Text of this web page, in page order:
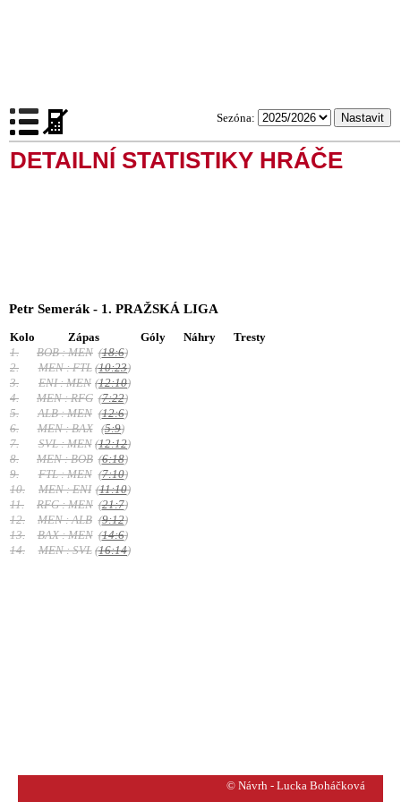
Sezóna:
DETAILNÍ STATISTIKY HRÁČE
Petr Semerák - 1. PRAŽSKÁ LIGA
Kolo Zápas Góly Náhry
Tresty
1.
BOB : MEN (18:6)
2.
MEN : FTL (10:23)
3.
ENI : MEN (12:10)
4.
MEN : RFG (7:22)
5.
ALB : MEN (12:6)
6.
MEN : BAX (5:9)
7.
SVL : MEN (12:12)
8.
MEN : BOB (6:18)
9.
FTL : MEN (7:10)
10.
MEN : ENI (11:10)
11.
RFG : MEN (21:7)
12.
MEN : ALB (9:12)
13.
BAX : MEN (14:6)
14.
MEN : SVL (16:14)
© Návrh - Lucka Boháčková